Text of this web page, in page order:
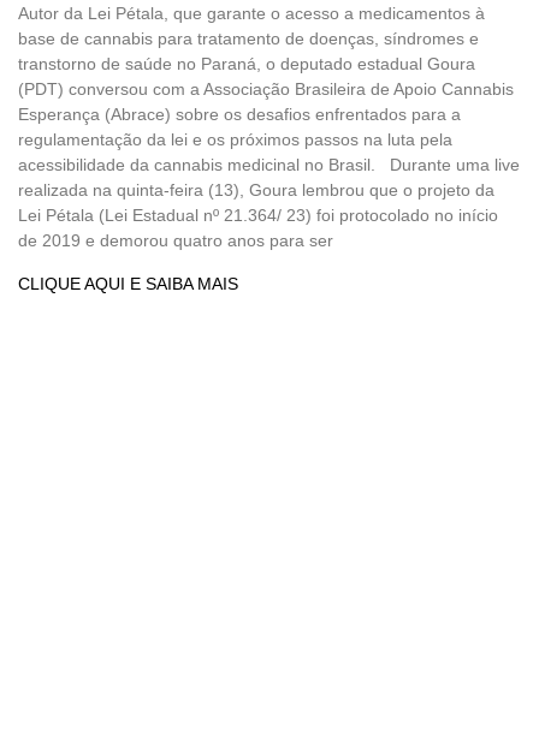
Autor da Lei Pétala, que garante o acesso a medicamentos à
base de cannabis para tratamento de doenças, síndromes e
transtorno de saúde no Paraná, o deputado estadual Goura
(PDT) conversou com a Associação Brasileira de Apoio Cannabis
Esperança (Abrace) sobre os desafios enfrentados para a
regulamentação da lei e os próximos passos na luta pela
acessibilidade da cannabis medicinal no Brasil. Durante uma live
realizada na quinta-feira (13), Goura lembrou que o projeto da
Lei Pétala (Lei Estadual nº 21.364/ 23) foi protocolado no início
de 2019 e demorou quatro anos para ser
CLIQUE AQUI E SAIBA MAIS